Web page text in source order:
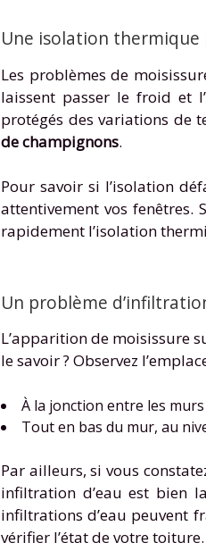
Une isolation
Les problèmes de
laissent passer le froid et
protégés des variations de
de champignons.
Pour savoir si l’isolation
attentivement vos fenêtres.
rapidement l’isolation
Un problème
L’apparition de moisissure
le savoir ? Observez
À la jonction entre les
Tout en bas du mur, au
Par ailleurs, si vous
infiltration d’eau est bien
infiltrations d’eau peuvent
vérifier l’état de votre toiture.